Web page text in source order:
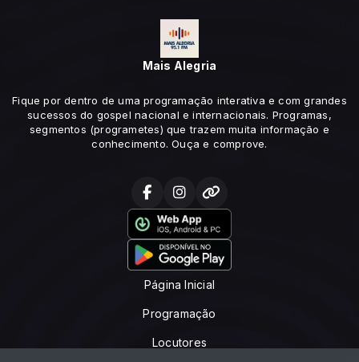
Mais Alegria
Fique por dentro de uma programação interativa e com grandes
sucessos do gospel nacional e internacionais. Programas,
segmentos (programetes) que trazem muita informação e
conhecimento. Ouça e comprove.
Página Inicial
Programação
Locutores